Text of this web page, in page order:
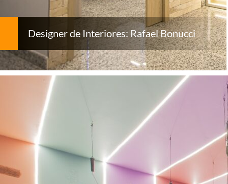
Designer de Interiores: Rafael Bonucci